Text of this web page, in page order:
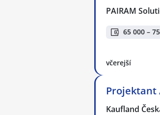
PAIRAM
65 000 –
včerejší
Projektant
Kaufland